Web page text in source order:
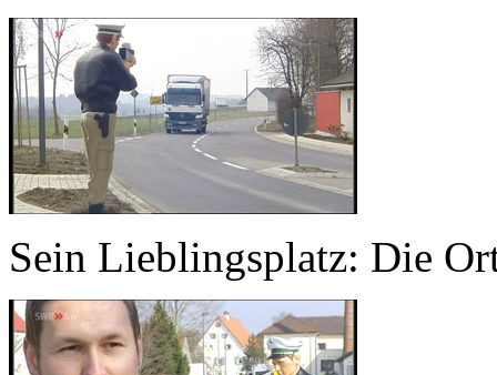
Sein Lieblingsplatz: Die